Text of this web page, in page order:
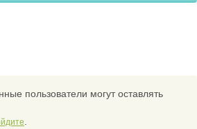
пользователи могут оставлять